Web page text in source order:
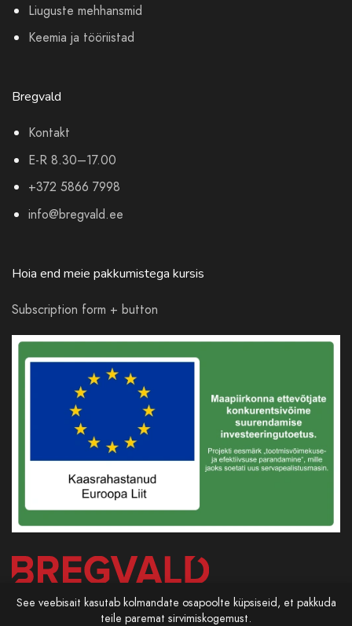
See veebisait kasutab kolmandate osapoolte küpsiseid, et pakkuda
teile paremat sirvimiskogemust.
Liuguste mehhansmid
Keemia ja tööriistad
Bregvald
Kontakt
E-R 8.30–17.00
+372 5866 7998
info@bregvald.ee
Hoia end meie pakkumistega kursis
Subscription form + button